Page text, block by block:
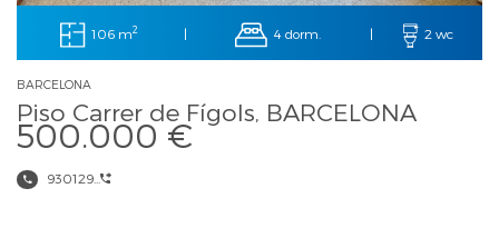
106 m2 | 4 dorm. | 2 wc
BARCELONA
Piso Carrer de Fígols, BARCELONA
500.000 €
930129...